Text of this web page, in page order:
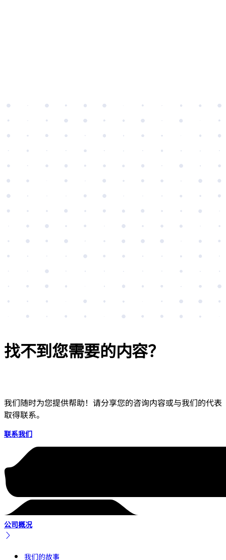
找不到您需要的内容？
我们随时为您提供帮助！请分享您的咨询内容或与我们的代表
取得联系。
联系我们
公司概况
我们的故事